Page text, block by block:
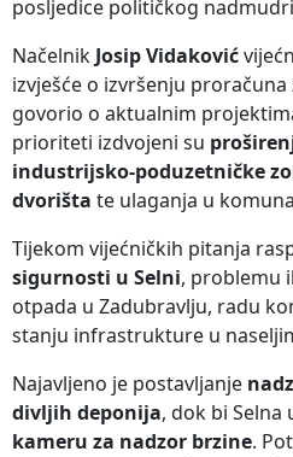
posljedice političkog
Načelnik Josip Vidaković
izvješće o izvršenju
govorio o aktualnim
prioriteti izdvojeni su
industrijsko-poduzetničke
dvorišta te ulaganja u
Tijekom vijećničkih pitanja
sigurnosti u Selni, problemu
otpada u Zadubravlju, radu
stanju infrastrukture u
Najavljeno je postavljanje
divljih deponija, dok bi
kameru za nadzor brzine.